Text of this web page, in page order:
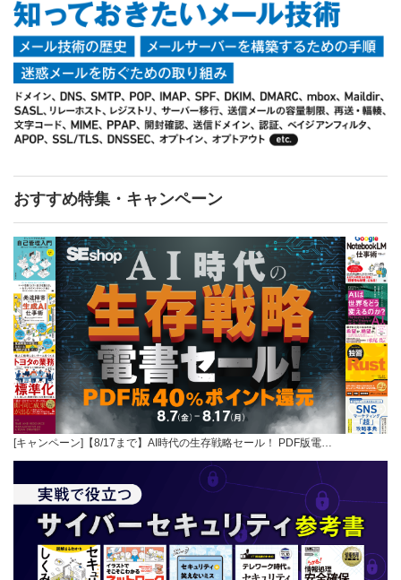
おすすめ特集・キャンペーン
[キャンペーン]【8/17まで】AI時代の生存戦略セール！ PDF版電…